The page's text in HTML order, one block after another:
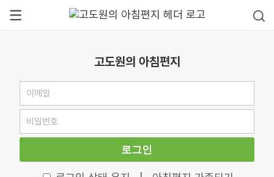
고도원의 아침편지
로그인